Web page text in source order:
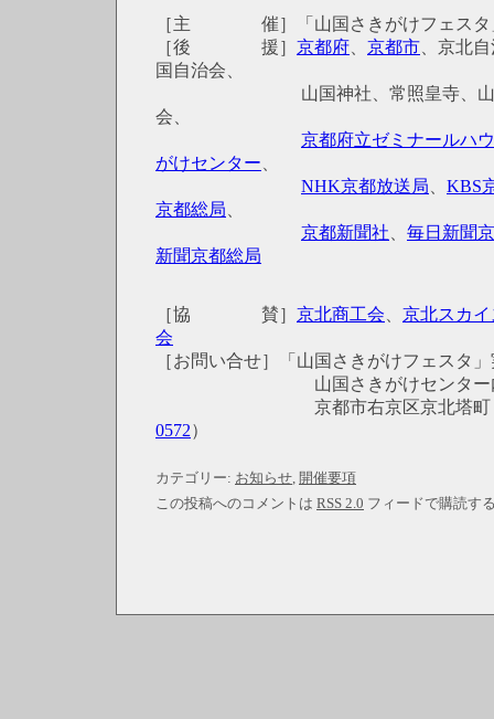
［主 催］「山国さきがけフェスタ
［後 援］ 京都府 京都市 、京北
国自治会、
山国神社、常照皇寺、山国
会、
京都府立ゼミナールハ
がけセンター
NHK京都放送局
KBS
京都総局
京都新聞社
毎日新聞
新聞京都総局
［協 賛］ 京北商工会
京北スカ
会
［お問い合せ］「山国さきがけフェスタ
山国さきがけセンター
京都市右京区京北塔町（
0572）
カテゴリー: お知らせ, 開催要項
この投稿へのコメントは RSS 2.0 フィードで購読す